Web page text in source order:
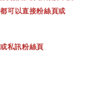
可以直接粉絲頁或
私訊粉絲頁